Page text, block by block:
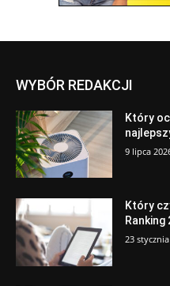
WYBÓR REDAKCJI
Który
9 lipca
Który
Ranking
23